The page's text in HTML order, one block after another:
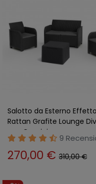
Salotto da Esterno Effetto
Rattan Grafite Lounge
con Cuscini
9
270,00 € 310,00 €